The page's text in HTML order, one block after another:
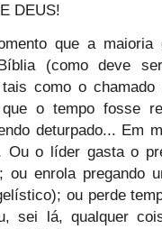
DEUS!
que a maioria
(como deve
como o
o tempo fosse
deturpado... Em
o líder gasta o
enrola pregando
ou perde
sei lá, qualquer